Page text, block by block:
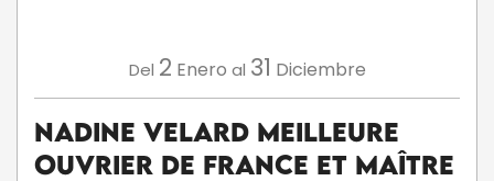
Del 2 Enero al 31 Diciembre
Nadine VELARD Meilleure
Ouvrier de France et Maître